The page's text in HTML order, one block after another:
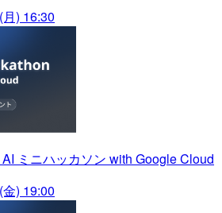
) 16:30
AI ミニハッカソン with Google Cloud
) 19:00